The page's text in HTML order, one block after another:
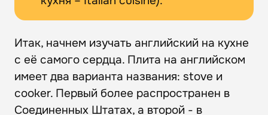
Итак, начнем изучать английский на кухне
с её самого сердца. Плита на английском
имеет два варианта названия: stove и
cooker. Первый более распространен в
Соединенных Штатах, а второй - в